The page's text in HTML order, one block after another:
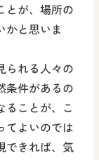
とが、場所の
かと思いま
られる人々の
条件があるの
ることが、こ
てよいのでは
できれば、気